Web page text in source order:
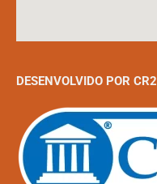
DESENVOLVIDO POR CR2